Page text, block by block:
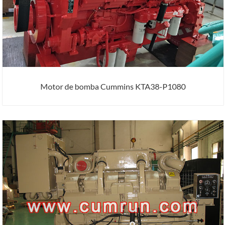
Motor de bomba Cummins KTA38-P1080